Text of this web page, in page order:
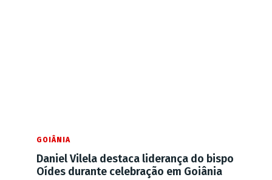
GOIÂNIA
Daniel Vilela destaca liderança do bispo
Oídes durante celebração em Goiânia